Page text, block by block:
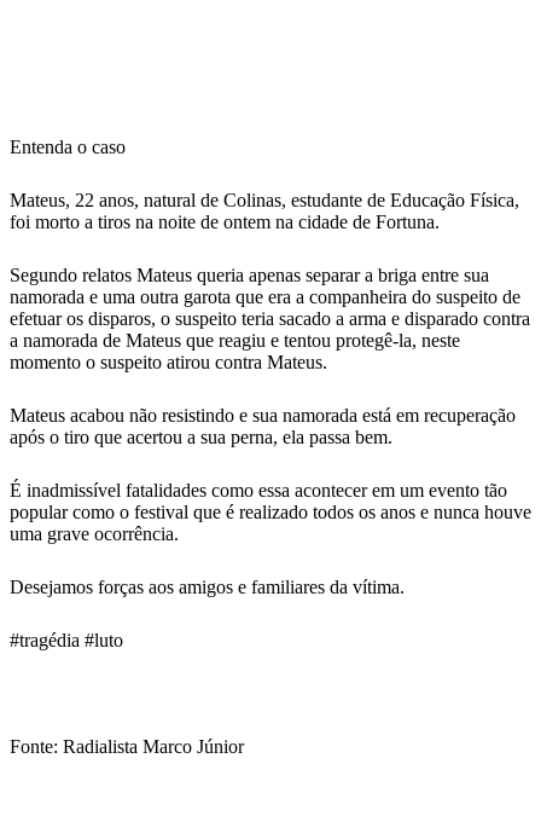
Entenda o caso
Mateus, 22 anos, natural de Colinas, estudante de Educação Física,
foi morto a tiros na noite de ontem na cidade de Fortuna.
Segundo relatos Mateus queria apenas separar a briga entre sua
namorada e uma outra garota que era a companheira do suspeito de
efetuar os disparos, o suspeito teria sacado a arma e disparado contra
a namorada de Mateus que reagiu e tentou protegê-la, neste
momento o suspeito atirou contra Mateus.
Mateus acabou não resistindo e sua namorada está em recuperação
após o tiro que acertou a sua perna, ela passa bem.
É inadmissível fatalidades como essa acontecer em um evento tão
popular como o festival que é realizado todos os anos e nunca houve
uma grave ocorrência.
Desejamos forças aos amigos e familiares da vítima.
#tragédia #luto
Fonte: Radialista Marco Júnior